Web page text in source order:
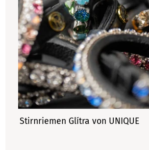
Stirnriemen Glítra von UNIQUE